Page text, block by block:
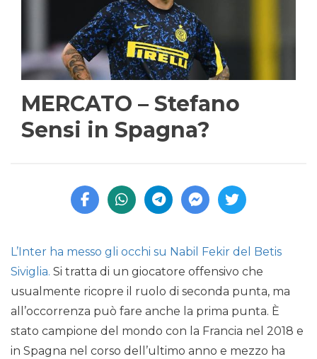
MERCATO – Stefano
Sensi in Spagna?
L’Inter ha messo gli occhi su Nabil Fekir del Betis
Siviglia. Si tratta di un giocatore offensivo che
usualmente ricopre il ruolo di seconda punta, ma
all’occorrenza può fare anche la prima punta. È
stato campione del mondo con la Francia nel 2018 e
in Spagna nel corso dell’ultimo anno e mezzo ha